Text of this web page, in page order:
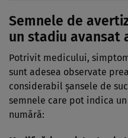
Semnele de
un stadiu avansat
Potrivit medicului,
sunt adesea observate
considerabil șansele de
semnele care pot indica
numără: